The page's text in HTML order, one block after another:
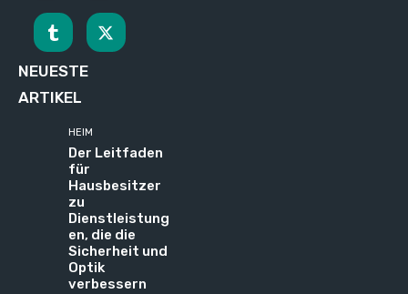
NEUESTE
ARTIKEL
HEIM
Der Leitfaden
für
Hausbesitzer
zu
Dienstleistung
en, die die
Sicherheit und
Optik
verbessern